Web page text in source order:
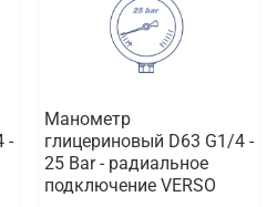
-
Манометр
глицериновый D63 G1/4 -
25 Bar - радиальное
подключение VERSO